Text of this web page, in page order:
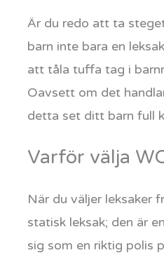
Är du redo att ta
barn inte bara en
att tåla tuffa tag i
Oavsett om det
detta set ditt barn full
Varför välja
När du väljer leksaker
statisk leksak; den är
sig som en riktig polis